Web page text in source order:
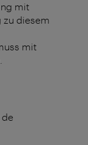
mit
zu diesem
mit